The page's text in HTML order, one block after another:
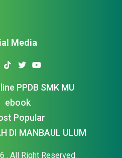
PPDB SMK MU
ebook
Popular
DI MANBAUL ULUM
. All Right Reserved.
Media